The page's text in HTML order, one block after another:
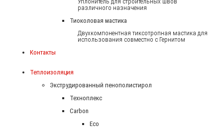
различного назначения
Тиоколовая мастика
Двухкомпонентная тиксотропная мастика для
использования совместно с Гернитом
Контакты
Теплоизоляция
Экструдированный пенополистирол
Техноплекс
Carbon
Eco